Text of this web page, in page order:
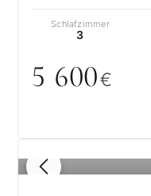
Schlafzimmer
3
5 600€
1 / 8